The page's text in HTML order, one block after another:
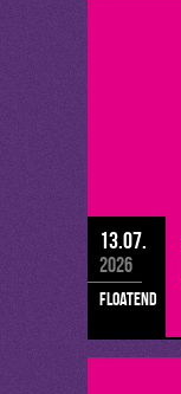
13.07.
2026
floatend